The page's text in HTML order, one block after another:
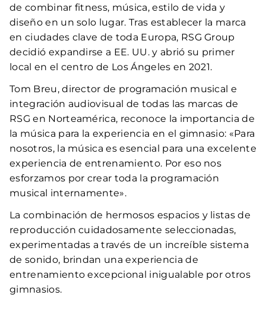
de combinar fitness, música, estilo de vida y
diseño en un solo lugar. Tras establecer la marca
en ciudades clave de toda Europa, RSG Group
decidió expandirse a EE. UU. y abrió su primer
local en el centro de Los Ángeles en 2021.
Tom Breu, director de programación musical e
integración audiovisual de todas las marcas de
RSG en Norteamérica, reconoce la importancia de
la música para la experiencia en el gimnasio: «Para
nosotros, la música es esencial para una excelente
experiencia de entrenamiento. Por eso nos
esforzamos por crear toda la programación
musical internamente».
La combinación de hermosos espacios y listas de
reproducción cuidadosamente seleccionadas,
experimentadas a través de un increíble sistema
de sonido, brindan una experiencia de
entrenamiento excepcional inigualable por otros
gimnasios.